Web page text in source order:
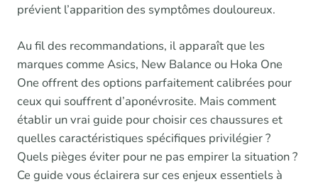
prévient l’apparition des symptômes douloureux.
Au fil des recommandations, il apparaît que les
marques comme Asics, New Balance ou Hoka One
One offrent des options parfaitement calibrées pour
ceux qui souffrent d’aponévrosite. Mais comment
établir un vrai guide pour choisir ces chaussures et
quelles caractéristiques spécifiques privilégier ?
Quels pièges éviter pour ne pas empirer la situation ?
Ce guide vous éclairera sur ces enjeux essentiels à